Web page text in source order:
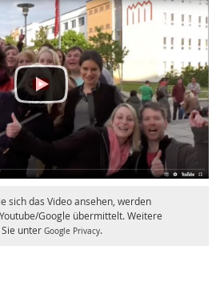
sich das Video ansehen, werden
Google übermittelt. Weitere
unter Google Privacy.